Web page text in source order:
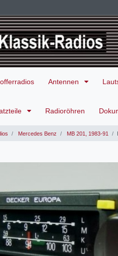
Antennen
Radioröhren
Mercedes Benz MB 201, 1983-91